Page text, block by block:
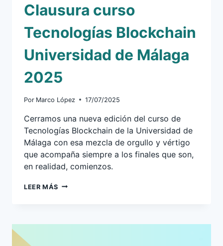
Clausura curso
Tecnologías Blockchain
Universidad de Málaga
2025
Por Marco López 17/07/2025
Cerramos una nueva edición del curso de
Tecnologías Blockchain de la Universidad de
Málaga con esa mezcla de orgullo y vértigo
que acompaña siempre a los finales que son,
en realidad, comienzos.
LEER MÁS CLAUSURA